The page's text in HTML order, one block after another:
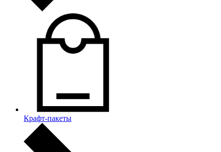
Крафт-пакеты